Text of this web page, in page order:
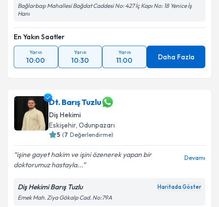
Bağlarbaşı Mahallesi Bağdat Caddesi No: 427 İç Kapı No: 18 Yenice İş
Hanı
En Yakın Saatler
Yarın
10:00
Yarın
10:30
Yarın
11:00 Daha Fazla
Dt. Barış Tuzlu
Diş Hekimi
Eskişehir, Odunpazarı
5 (7 Değerlendirme)
işine gayet hakim ve işini özenerek yapan bir
doktorumuz hastayla...
Devamı
Diş Hekimi Barış Tuzlu Haritada Göster
Emek Mah. Ziya Gökalp Cad. No:79A